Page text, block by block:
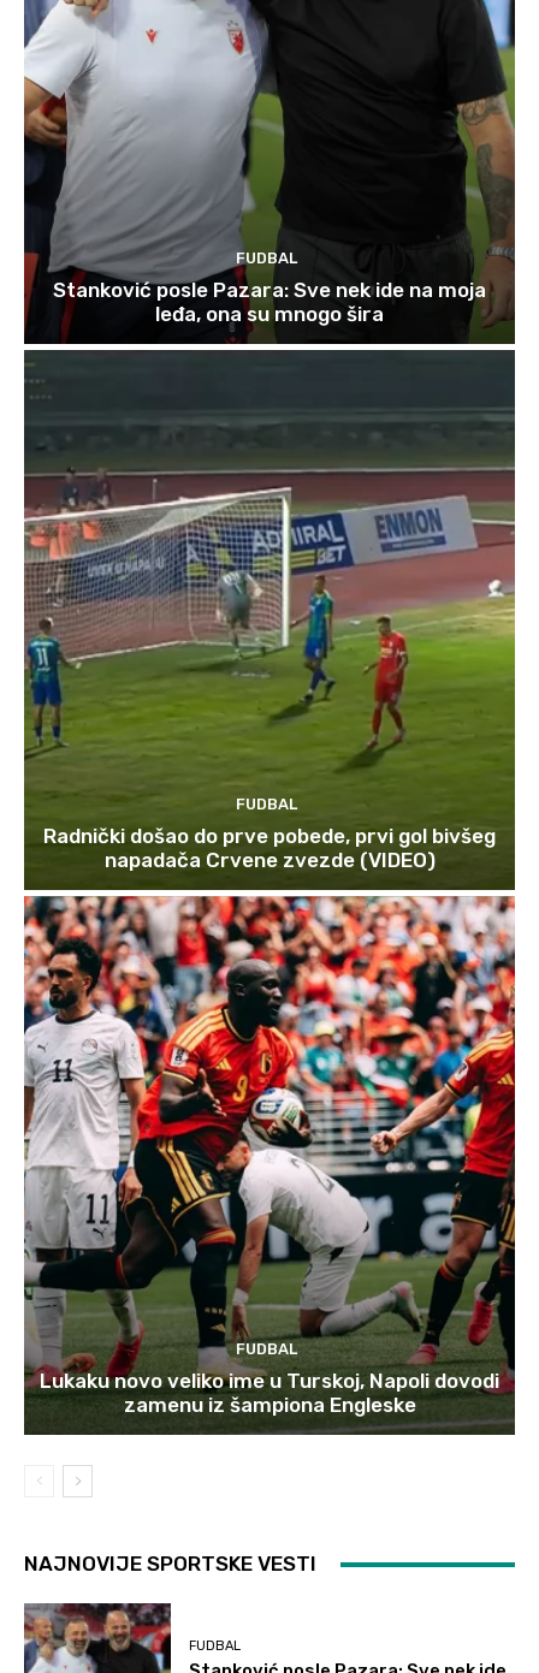
FUDBAL
Stanković posle Pazara: Sve nek ide na moja
leđa, ona su mnogo šira
FUDBAL
Radnički došao do prve pobede, prvi gol bivšeg
napadača Crvene zvezde (VIDEO)
FUDBAL
Lukaku novo veliko ime u Turskoj, Napoli dovodi
zamenu iz šampiona Engleske
NAJNOVIJE SPORTSKE VESTI
FUDBAL